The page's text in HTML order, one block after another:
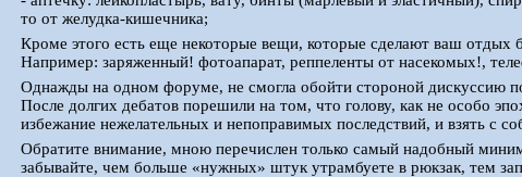
то от желудка-кишечника;
Кроме этого есть еще некоторые вещи, которые сделают ваш отдых
Например: заряженный! фотоапарат, реппеленты от насекомых!,
Однажды на одном форуме, не смогла обойти стороной дискуссию
После долгих дебатов порешили на том, что голову, как не особо
избежание нежелательных и непоправимых последствий, и взять с
Обратите внимание, мною перечислен только самый надобный
забывайте, чем больше «нужных» штук утрамбуете в рюкзак, тем